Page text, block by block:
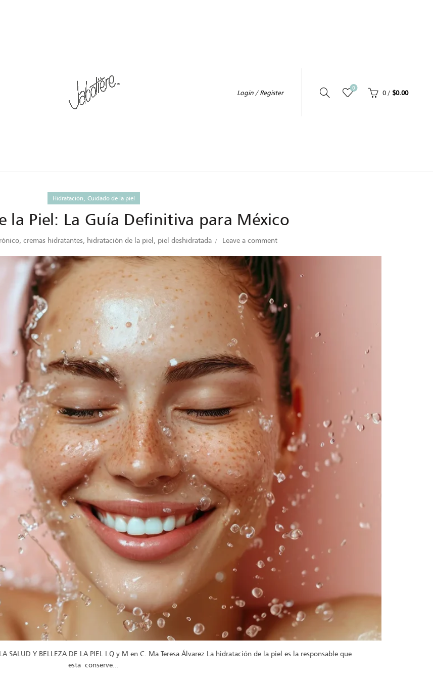
Login / Register
0
0 / $0.00
Hidratación Cuidado de la piel
la Piel: La Guía Definitiva para México
, cremas hidratantes, hidratación de la piel piel deshidratada Leave a comment
SALUD Y BELLEZA DE LA PIEL I.Q y M en C. Ma Teresa Álvarez La hidratación de la piel es la responsable que
esta conserve...